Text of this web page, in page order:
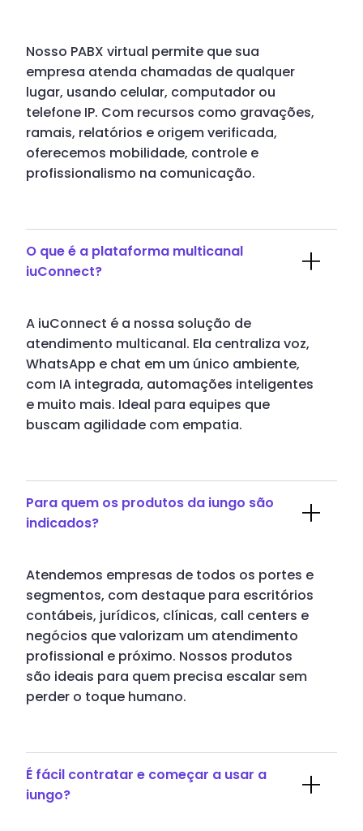
Nosso PABX virtual permite que sua
empresa atenda chamadas de qualquer
lugar, usando celular, computador ou
telefone IP. Com recursos como gravações,
ramais, relatórios e origem verificada,
oferecemos mobilidade, controle e
profissionalismo na comunicação.
O que é a plataforma multicanal
iuConnect?
A iuConnect é a nossa solução de
atendimento multicanal. Ela centraliza voz,
WhatsApp e chat em um único ambiente,
com IA integrada, automações inteligentes
e muito mais. Ideal para equipes que
buscam agilidade com empatia.
Para quem os produtos da iungo são
indicados?
Atendemos empresas de todos os portes e
segmentos, com destaque para escritórios
contábeis, jurídicos, clínicas, call centers e
negócios que valorizam um atendimento
profissional e próximo. Nossos produtos
são ideais para quem precisa escalar sem
perder o toque humano.
É fácil contratar e começar a usar a
iungo?